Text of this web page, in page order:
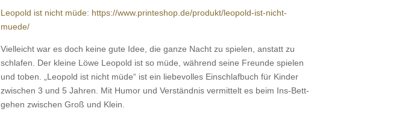
Leopold ist nicht müde: https://www.printeshop.de/produkt/leopold-ist-nicht-
muede/
Vielleicht war es doch keine gute Idee, die ganze Nacht zu spielen, anstatt zu
schlafen. Der kleine Löwe Leopold ist so müde, während seine Freunde spielen
und toben. „Leopold ist nicht müde“ ist ein liebevolles Einschlafbuch für Kinder
zwischen 3 und 5 Jahren. Mit Humor und Verständnis vermittelt es beim Ins-Bett-
gehen zwischen Groß und Klein.